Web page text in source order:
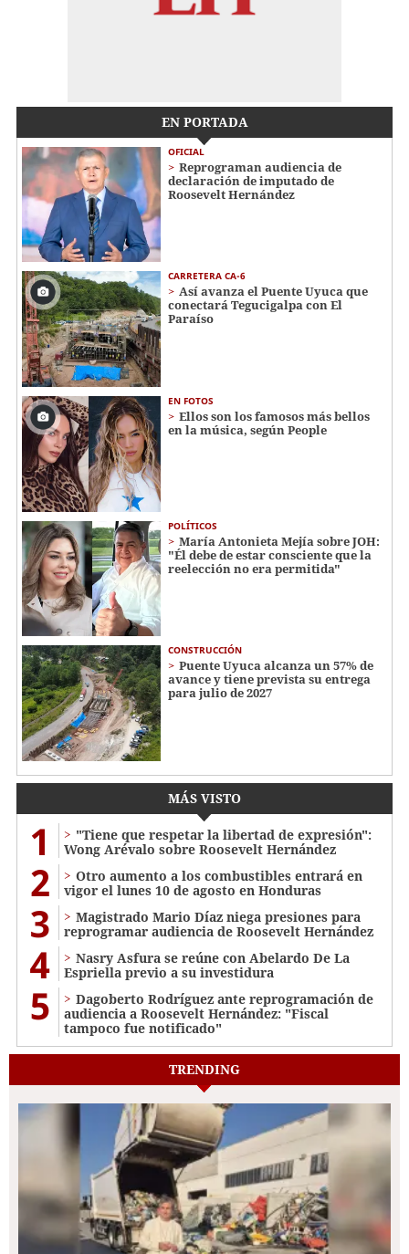
EN PORTADA
OFICIAL
Reprograman audiencia de
declaración de imputado de
Roosevelt Hernández
CARRETERA CA-6
Así avanza el Puente Uyuca que
conectará Tegucigalpa con El
Paraíso
EN FOTOS
Ellos son los famosos más bellos
en la música, según People
POLÍTICOS
María Antonieta Mejía sobre JOH:
"Él debe de estar consciente que la
reelección no era permitida"
CONSTRUCCIÓN
Puente Uyuca alcanza un 57% de
avance y tiene prevista su entrega
para julio de 2027
MÁS VISTO
1
"Tiene que respetar la libertad de expresión":
Wong Arévalo sobre Roosevelt Hernández
2
Otro aumento a los combustibles entrará en
vigor el lunes 10 de agosto en Honduras
3
Magistrado Mario Díaz niega presiones para
reprogramar audiencia de Roosevelt Hernández
4
Nasry Asfura se reúne con Abelardo De La
Espriella previo a su investidura
5
Dagoberto Rodríguez ante reprogramación de
audiencia a Roosevelt Hernández: "Fiscal
tampoco fue notificado"
TRENDING